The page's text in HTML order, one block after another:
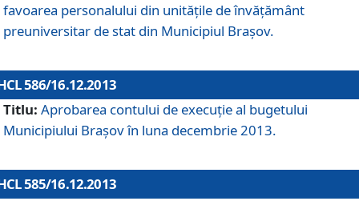
favoarea personalului din unităţile de învăţământ
preuniversitar de stat din Municipiul Braşov.
586/16.12.2013
Titlu: Aprobarea contului de execuţie al bugetului
Municipiului Braşov în luna decembrie 2013.
585/16.12.2013